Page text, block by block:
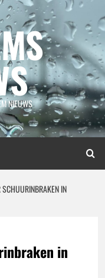
NIEUWS
IN
in